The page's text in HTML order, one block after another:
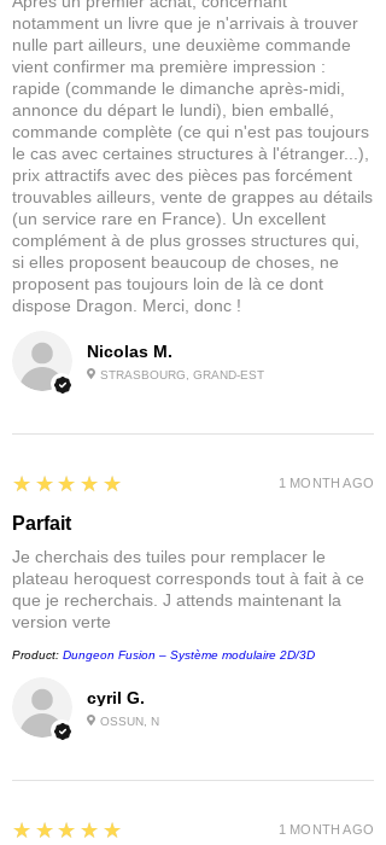
rapidement en valeur les détails de
votre figurine et de l'utiliser comme
point de départ pour une peinture plus
professionnelle.
Ces peintures ont été conçues dans un
pot de 60ml afin que vous ayez assez
de produit pour peindre des armées
entières avec facilité.
Contenu : 1x Dipping Ink en 60ml
Nicolas M.
STRASBOURG, GRAND-EST
notamment un livre que je n'arrivais à trouver
nulle part ailleurs, une deuxième commande
vient confirmer ma première impression :
rapide (commande le dimanche après-midi,
annonce du départ le lundi), bien emballé,
commande complète (ce qui n'est pas toujours
le cas avec certaines structures à l'étranger...),
prix attractifs avec des pièces pas forcément
trouvables ailleurs, vente de grappes au détails
(un service rare en France). Un excellent
complément à de plus grosses structures qui,
si elles proposent beaucoup de choses, ne
proposent pas toujours loin de là ce dont
dispose Dragon. Merci, donc !
cyril G.
OSSUN, N
5
★★★★★
Parfait
Je cherchais des tuiles pour remplacer le
plateau heroquest corresponds tout à fait à ce
que je recherchais. J attends maintenant la
version verte
Product: Dungeon Fusion – Système modulaire 2D/3D
1 MONTH AGO
5
★★★★★ 1 MONTH AGO